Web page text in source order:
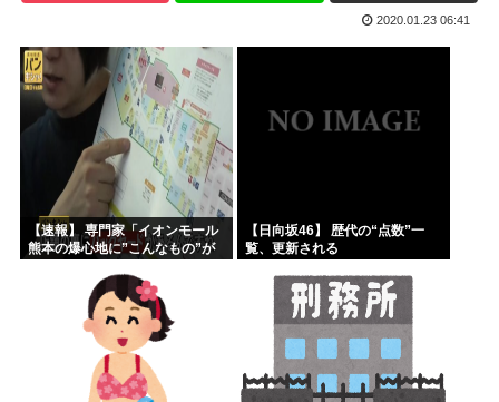
山本五十六「明日は真珠湾攻撃か…なんやこれ、デスノート？...
【2019年】 重機の作業員が「なんだこれ」と通報した密...
高市早苗の秘書のガンステージ4はどうなったの？
アメリカ「ヤニねこは黒人をネコ娘にして黒人差別を描いた社...
維新県議、無許可で選挙カーレンタル事業 複数の維新候補が...
韓国人「現在、日本が密かに韓国からパクっているものがこち...
2020.01.23 06:41
【速報】 専門家「イオンモール
熊本の爆心地に”こんなもの”が
【日向坂46】 歴代の“点数”一
覧、更新される